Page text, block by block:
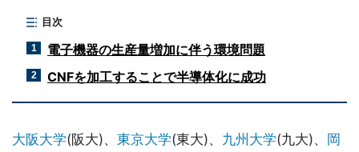
目次
1 電子機器の生産量増加に伴う環境問題
2 CNFを加工することで半導体化に成功
大阪大学(阪大)、 東京大学(東大)、 九州大学(九大)、 岡